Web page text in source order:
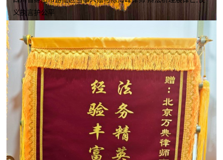
义执言护公平